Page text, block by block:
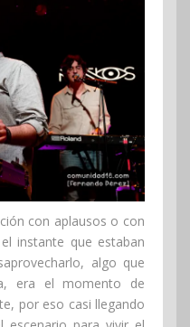
con aplausos o con
instante que estaban
algo que
era el momento de
por eso casi llegando